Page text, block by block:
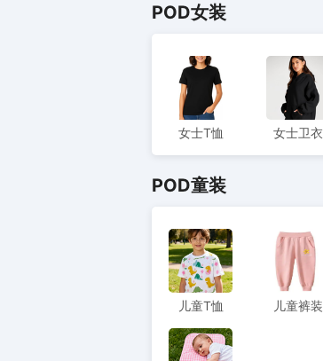
POD女装
女士T恤 女士卫衣
POD童装
儿童T恤 儿童裤装